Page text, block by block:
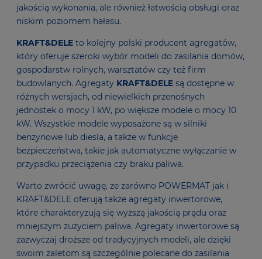
jakością wykonania, ale również łatwością obsługi oraz
niskim poziomem hałasu.
KRAFT&DELE to kolejny polski producent agregatów,
który oferuje szeroki wybór modeli do zasilania domów,
gospodarstw rolnych, warsztatów czy też firm
budowlanych. Agregaty KRAFT&DELE są dostępne w
różnych wersjach, od niewielkich przenośnych
jednostek o mocy 1 kW, po większe modele o mocy 10
kW. Wszystkie modele wyposażone są w silniki
benzynowe lub diesla, a także w funkcje
bezpieczeństwa, takie jak automatyczne wyłączanie w
przypadku przeciążenia czy braku paliwa.
Warto zwrócić uwagę, że zarówno POWERMAT jak i
KRAFT&DELE oferują także agregaty inwertorowe,
które charakteryzują się wyższą jakością prądu oraz
mniejszym zużyciem paliwa. Agregaty inwertorowe są
zazwyczaj droższe od tradycyjnych modeli, ale dzięki
swoim zaletom są szczególnie polecane do zasilania